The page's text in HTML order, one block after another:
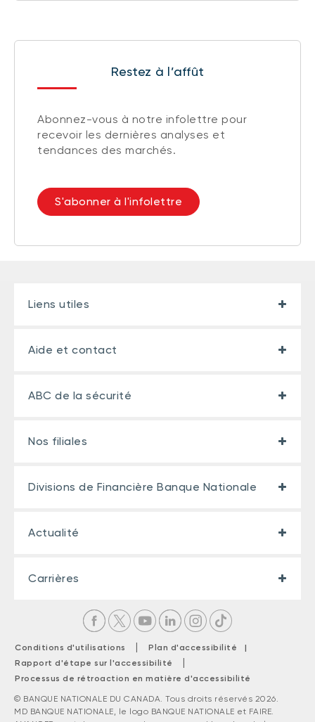
Restez à l’affût
Abonnez-vous à notre infolettre pour
recevoir les dernières analyses et
tendances des marchés.
S'abonner à l'infolettre
Liens utiles
Aide et contact
ABC de la sécurité
Nos filiales
Divisions de Financière Banque Nationale
Actualité
Carrières
Conditions d'utilisations |
Plan d'accessibilité |
Rapport d'étape sur l'accessibilité
|
Processus de rétroaction en matière d'accessibilité
© BANQUE NATIONALE DU CANADA. Tous droits réservés 2026.
MD BANQUE NATIONALE, le logo BANQUE NATIONALE et FAIRE.